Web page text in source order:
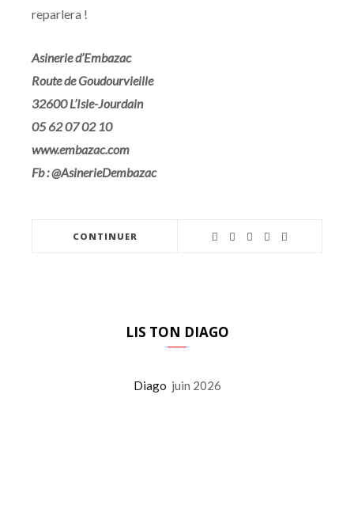
reparlera !
Asinerie d’Embazac
Route de Goudourvieille
32600 L’Isle-Jourdain
05 62 07 02 10
www.embazac.com
Fb : @AsinerieDembazac
CONTINUER
LIS TON DIAGO
Diago juin 2026